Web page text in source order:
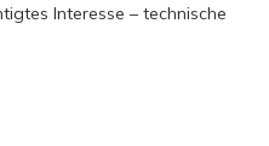
Interesse – technische